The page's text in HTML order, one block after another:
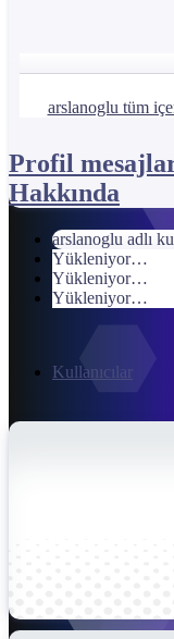
arslanoglu tüm
Profil
Hakkında
arslanoglu adlı
Yükleniyor…
Yükleniyor…
Yükleniyor…
Kullanıcılar